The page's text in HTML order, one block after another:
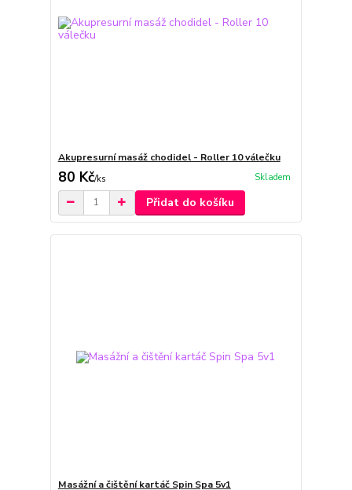
Akupresurní masáž chodidel - Roller 10 válečku
80 Kč/ks Skladem
Přidat do košíku
Masážní a čištění kartáč Spin Spa 5v1